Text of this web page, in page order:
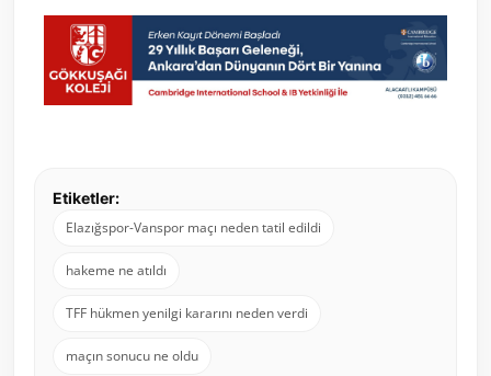
Etiketler:
Elazığspor-Vanspor maçı neden tatil edildi
hakeme ne atıldı
TFF hükmen yenilgi kararını neden verdi
maçın sonucu ne oldu